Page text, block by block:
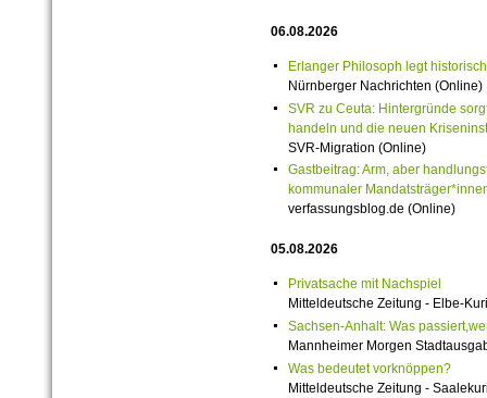
06.08.2026
Erlanger Philosoph legt
Nürnberger Nachrichten (Online)
SVR zu Ceuta: Hintergründe
handeln und die neuen
SVR-Migration (Online)
Gastbeitrag: Arm, aber
kommunaler
verfassungsblog.de (Online)
05.08.2026
Privatsache mit Nachspiel
Mitteldeutsche Zeitung - Elbe-
Sachsen-Anhalt: Was
Mannheimer Morgen
Was bedeutet vorknöppen?
Mitteldeutsche Zeitung -